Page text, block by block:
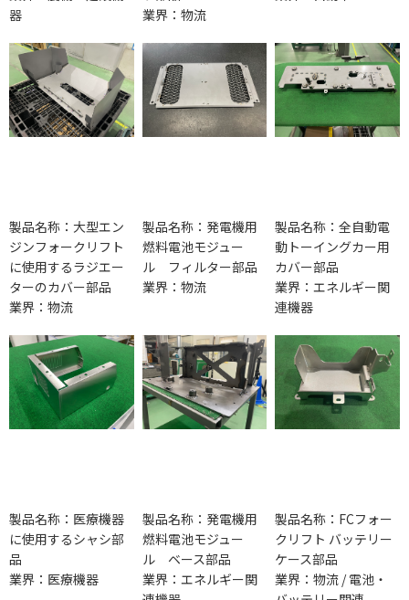
器
業界：物流
製品名称：大型エン
ジンフォークリフト
に使用するラジエー
ターのカバー部品
業界：物流
製品名称：発電機用
燃料電池モジュー
ル フィルター部品
業界：物流
製品名称：全自動電
動トーイングカー用
カバー部品
業界：エネルギー関
連機器
製品名称：医療機器
に使用するシャシ部
品
業界：医療機器
製品名称：発電機用
燃料電池モジュー
ル ベース部品
業界：エネルギー関
製品名称：FCフォー
クリフト バッテリー
ケース部品
業界：物流 / 電池・